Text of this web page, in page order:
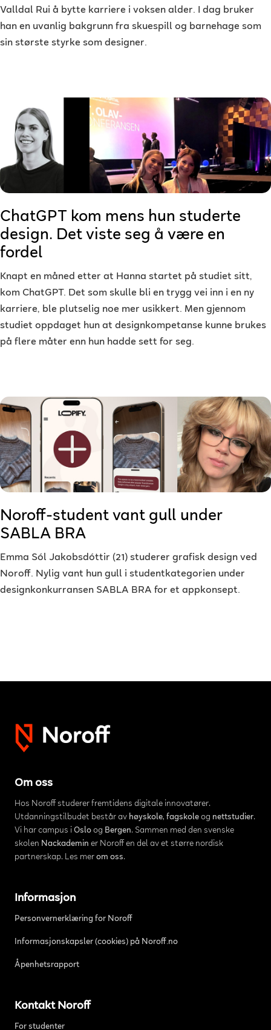
Valldal Rui å bytte karriere i voksen alder. I dag bruker
han en uvanlig bakgrunn fra skuespill og barnehage som
sin største styrke som designer.
ChatGPT kom mens hun studerte
design. Det viste seg å være en
fordel
Knapt en måned etter at Hanna startet på studiet sitt,
kom ChatGPT. Det som skulle bli en trygg vei inn i en ny
karriere, ble plutselig noe mer usikkert. Men gjennom
studiet oppdaget hun at designkompetanse kunne brukes
på flere måter enn hun hadde sett for seg.
Noroff-student vant gull under
SABLA BRA
Emma Sól Jakobsdóttir (21) studerer grafisk design ved
Noroff. Nylig vant hun gull i studentkategorien under
designkonkurransen SABLA BRA for et appkonsept.
Om oss
Hos Noroff studerer fremtidens digitale innovatører.
Utdanningstilbudet består av høyskole, fagskoleog nettstudier.
Vi har campus i Osloog Bergen. Sammen med den svenske
skolen Nackademin er Noroff en del av et større nordisk
partnerskap. Les mer om oss.
Informasjon
Personvernerklæring for Noroff
Informasjonskapsler (cookies) på Noroff.no
Åpenhetsrapport
Kontakt Noroff
For studenter